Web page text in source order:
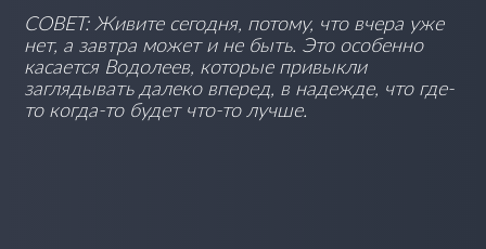
СОВЕТ: Живите сегодня, потому, что вчера уже
нет, а завтра может и не быть. Это особенно
касается Водолеев, которые привыкли
заглядывать далеко вперед, в надежде, что где-
то когда-то будет что-то лучше.